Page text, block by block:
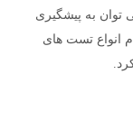
به پیشگیری
انواع تست های